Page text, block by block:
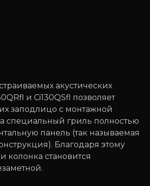
акустических
и Ci130QSfl позволяет
заподлицо с монтажной
специальный гриль полностью
панель (так называемая
Благодаря этому
колонка становится